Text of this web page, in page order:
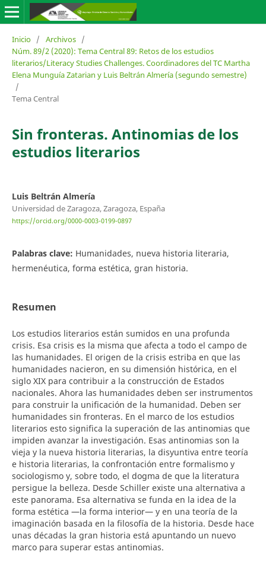
Inicio / Archivos /
Núm. 89/2 (2020): Tema Central 89: Retos de los estudios
literarios/Literacy Studies Challenges. Coordinadores del TC Martha
Elena Munguía Zatarian y Luis Beltrán Almería (segundo semestre)
/
Tema Central
Sin fronteras. Antinomias de los
estudios literarios
Luis Beltrán Almería
Universidad de Zaragoza, Zaragoza, España
https://orcid.org/0000-0003-0199-0897
Palabras clave: Humanidades, nueva historia literaria,
hermenéutica, forma estética, gran historia.
Resumen
Los estudios literarios están sumidos en una profunda
crisis. Esa crisis es la misma que afecta a todo el campo de
las humanidades. El origen de la crisis estriba en que las
humanidades nacieron, en su dimensión histórica, en el
siglo XIX para contribuir a la construcción de Estados
nacionales. Ahora las humanidades deben ser instrumentos
para construir la unificación de la humanidad. Deben ser
humanidades sin fronteras. En el marco de los estudios
literarios esto significa la superación de las antinomias que
impiden avanzar la investigación. Esas antinomias son la
vieja y la nueva historia literarias, la disyuntiva entre teoría
e historia literarias, la confrontación entre formalismo y
sociologismo y, sobre todo, el dogma de que la literatura
persigue la belleza. Desde Schiller existe una alternativa a
este panorama. Esa alternativa se funda en la idea de la
forma estética —la forma interior— y en una teoría de la
imaginación basada en la filosofía de la historia. Desde hace
unas décadas la gran historia está apuntando un nuevo
marco para superar estas antinomias.